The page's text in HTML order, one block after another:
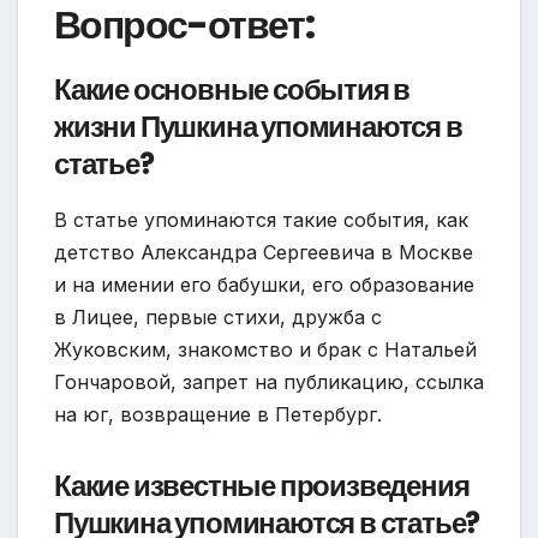
Вопрос-ответ:
Какие основные события в
жизни Пушкина упоминаются в
статье?
В статье упоминаются такие события, как
детство Александра Сергеевича в Москве
и на имении его бабушки, его образование
в Лицее, первые стихи, дружба с
Жуковским, знакомство и брак с Натальей
Гончаровой, запрет на публикацию, ссылка
на юг, возвращение в Петербург.
Какие известные произведения
Пушкина упоминаются в статье?